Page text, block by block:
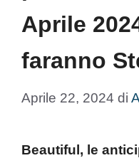
Aprile
faranno
Aprile 22, 2024 di
Beautiful, le